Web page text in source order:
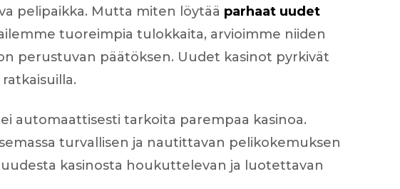
pelipaikka. Mutta miten löytää parhaat uudet
tuoreimpia tulokkaita, arvioimme niiden
perustuvan päätöksen. Uudet kasinot pyrkivät
automaattisesti tarkoita parempaa kasinoa.
turvallisen ja nautittavan pelikokemuksen
kasinosta houkuttelevan ja luotettavan